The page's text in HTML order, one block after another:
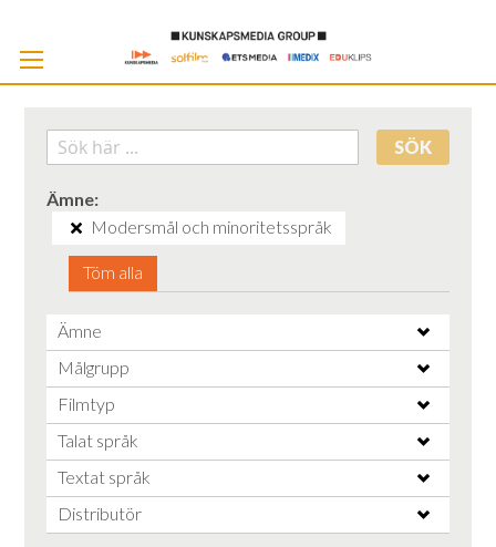
SÖK
Ämne
Modersmål och minoritetsspråk
Töm alla
Ämne
Målgrupp
Filmtyp
Talat språk
Textat språk
Distributör